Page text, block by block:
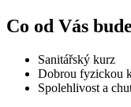
Co od Vás
Sanitářský kurz
Dobrou fyzickou
Spolehlivost a